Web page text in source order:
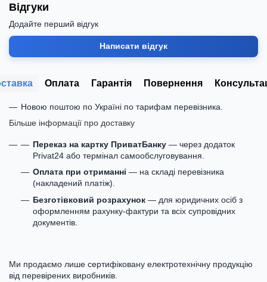
Відгуки
Додайте перший відгук
Написати відгук
Оплата Гарантія Повернення
Новою поштою по Україні по тарифам перевізника.
Більше інформації про доставку
Переказ на картку ПриватБанку — через додаток
Privat24 або термінал самообслуговування.
Оплата при отриманні — на складі перевізника
(накладений платіж).
Безготівковий розрахунок — для юридичних осіб з
оформленням рахунку-фактури та всіх супровідних
документів.
Ми продаємо лише сертифіковану електротехнічну продукцію
від перевірених виробників.